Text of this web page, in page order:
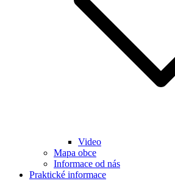
Video
Mapa obce
Informace od nás
Praktické informace